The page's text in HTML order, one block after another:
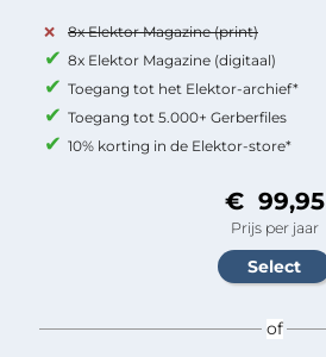
8x Elektor Magazine (print)
8x Elektor Magazine (digitaal)
Toegang tot het Elektor-archief*
Toegang tot 5.000+ Gerberfiles
10% korting in de Elektor-store*
€ 99,95
Prijs per jaar
of